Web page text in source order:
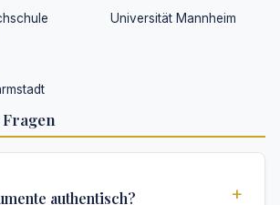
Universität Mannheim
authentisch? +